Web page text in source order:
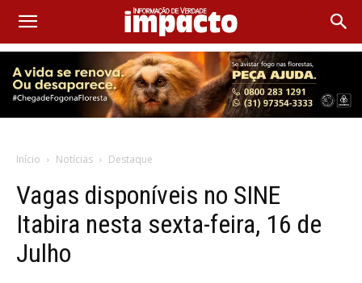
Início Notícias Destaque
Vagas disponíveis no SINE
Itabira nesta sexta-feira, 16 de
Julho